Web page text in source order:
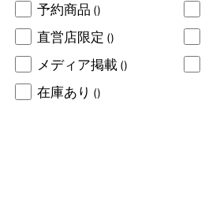
予約商品 ()
直営店限定 ()
メディア掲載 ()
在庫あり ()